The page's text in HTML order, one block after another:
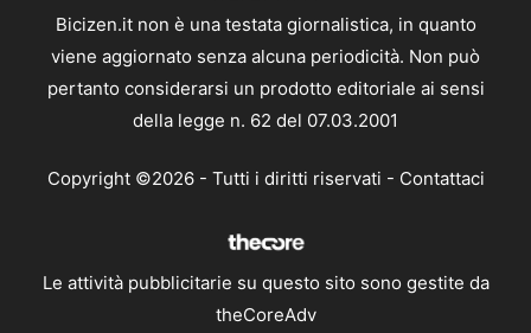
Bicizen.it non è una testata giornalistica, in quanto
viene aggiornato senza alcuna periodicità. Non può
pertanto considerarsi un prodotto editoriale ai sensi
della legge n. 62 del 07.03.2001
Copyright ©2026 - Tutti i diritti riservati - Contattaci
Le attività pubblicitarie su questo sito sono gestite da
theCoreAdv